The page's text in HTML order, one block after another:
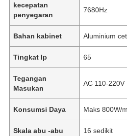
kecepatan
penyegaran
7680Hz
Bahan kabinet Aluminium
Tingkat Ip 65
Tegangan
Masukan
AC 110-220V
Konsumsi Daya Maks 800W/
Skala abu -abu 16 sedikit